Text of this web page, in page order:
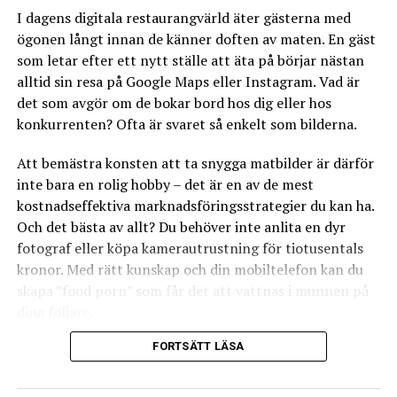
restaurang och skiljer er från mängden.
5. Belöna serveringspersonalen
Somliga restauranger väljer att belöna
serveringspersonalen utifrån hur många desserter de
säljer. Nackdelen är att bemötandet riskerar att bli
mindre personligt om man enbart belönar utifrån hur
mycket som säljs. Ett alternativ är att istället ge
serveringspersonalen en andel av den totala
försäljningen, då tenderar de inte att känna sig lika
pressade att rekommendera en viss rätt eller typ av
dessert.
I dagens digitala restaurangvärld äter gästerna med
ögonen långt innan de känner doften av maten. En gäst
som letar efter ett nytt ställe att äta på börjar nästan
alltid sin resa på Google Maps eller Instagram. Vad är
det som avgör om de bokar bord hos dig eller hos
konkurrenten? Ofta är svaret så enkelt som bilderna.
Att bemästra konsten att ta snygga matbilder är därför
inte bara en rolig hobby – det är en av de mest
kostnadseffektiva marknadsföringsstrategier du kan ha.
Och det bästa av allt? Du behöver inte anlita en dyr
fotograf eller köpa kamerautrustning för tiotusentals
kronor. Med rätt kunskap och din mobiltelefon kan du
skapa ”food porn” som får det att vattnas i munnen på
Här går vi igenom allt du behöver veta för att lyfta din
FORTSÄTT LÄSA